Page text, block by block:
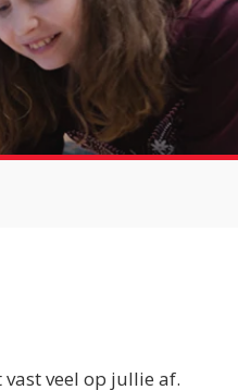
veel op jullie af.